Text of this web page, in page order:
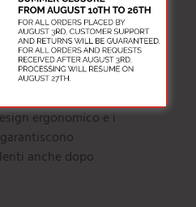
ogni operazione più
Le nostre teglie
da pulire e
all’uso
cucine
ergonomico e i
anche dopo